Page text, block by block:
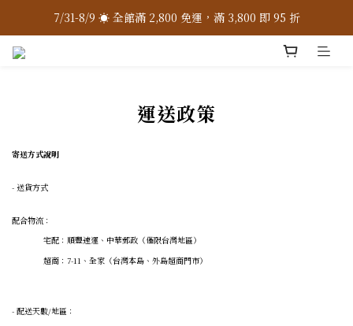
7/31-8/9 ☀️ 全館滿 2,800 免運，滿 3,800 即 95 折
7/31-8/9 ☀️ 全館滿 2,800 免運，滿 3,800 即 95 折
7/31-8/9 ☀️ 全館滿 2,800 免運，滿 3,800 即 95 折
運送政策
寄送方式說明
- 送貨方式
配合物流：
宅配：順豐速運、中華郵政（僅限台灣地區）
超商：7-11、全家（台灣本島、外島超商門市）
- 配送天數/地區：